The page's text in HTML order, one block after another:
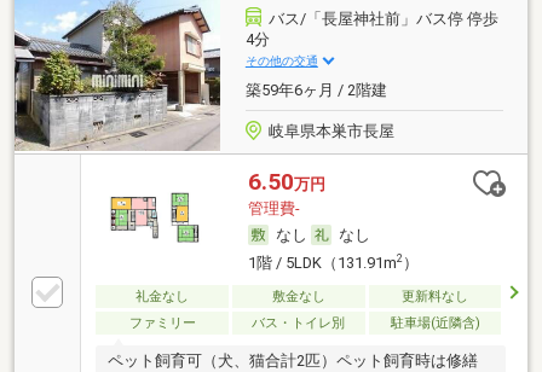
バス/「長屋神社前」バス停 停歩
4分
その他の交通
築59年6ヶ月 / 2階建
岐阜県本巣市長屋
6.50万円
管理費-
なし
なし
1階 / 5LDK（131.91m2）
礼金なし 敷金なし
更新料なし
ファミリー
バス・トイレ別 駐車場(近隣含)
ペット飼育可（犬、猫合計2匹）ペット飼育時は修繕